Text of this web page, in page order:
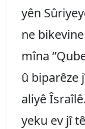
yên
ne
mîna
û biparêze
aliyê
yeku ev jî